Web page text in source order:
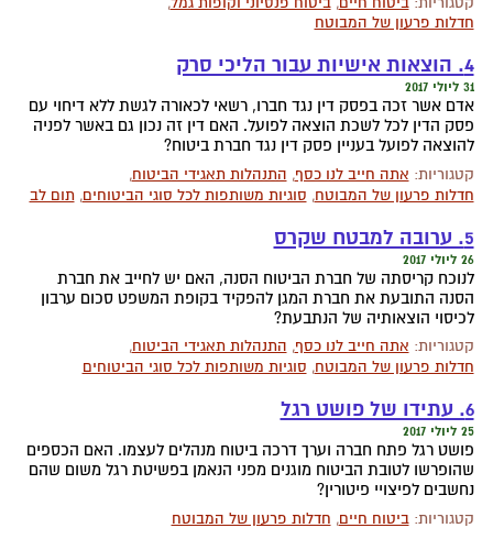
חדלות פרעון של המבוטח
4. הוצאות אישיות עבור הליכי סרק
31 ליולי 2017
אדם אשר זכה בפסק דין נגד חברו, רשאי לכאורה לגשת ללא דיחוי עם
פסק הדין לכל לשכת הוצאה לפועל. האם דין זה נכון גם באשר לפניה
להוצאה לפועל בעניין פסק דין נגד חברת ביטוח?
קטגוריות: אתה חייב לנו כסף, התנהלות תאגידי הביטוח,
חדלות פרעון של המבוטח, סוגיות משותפות לכל סוגי הביטוחים,תום לב
5. ערובה למבטח שקרס
26 ליולי 2017
לנוכח קריסתה של חברת הביטוח הסנה, האם יש לחייב את חברת
הסנה התובעת את חברת המגן להפקיד בקופת המשפט סכום ערבון
לכיסוי הוצאותיה של הנתבעת?
קטגוריות: אתה חייב לנו כסף, התנהלות תאגידי הביטוח,
חדלות פרעון של המבוטח, סוגיות משותפות לכל סוגי הביטוחים
6. עתידו של פושט רגל
25 ליולי 2017
פושט רגל פתח חברה וערך דרכה ביטוח מנהלים לעצמו. האם הכספים
שהופרשו לטובת הביטוח מוגנים מפני הנאמן בפשיטת רגל משום שהם
נחשבים לפיצויי פיטורין?
קטגוריות:ביטוח חיים, חדלות פרעון של המבוטח